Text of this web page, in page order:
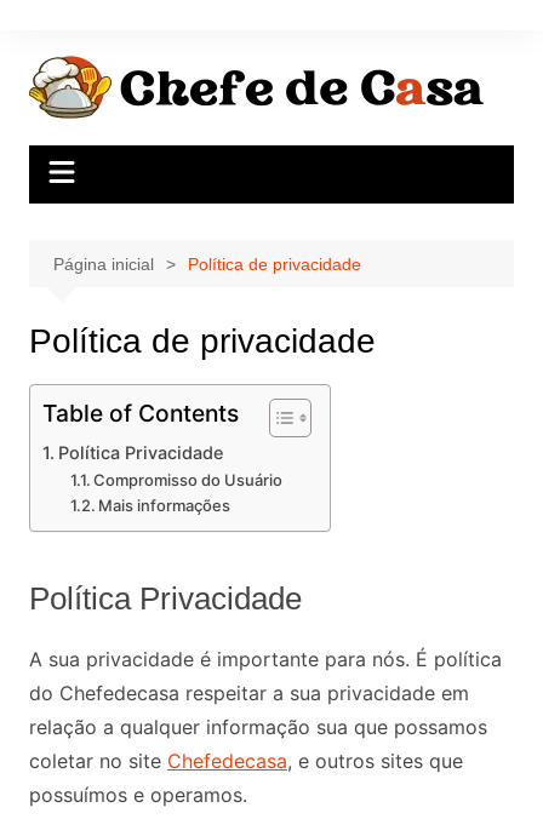
conteúdo
Página inicial Política de privacidade
Política de privacidade
Table of Contents
Política Privacidade
Compromisso do Usuário
Mais informações
Política Privacidade
A sua privacidade é importante para nós. É política
do Chefedecasa respeitar a sua privacidade em
relação a qualquer informação sua que possamos
coletar no site Chefedecasa, e outros sites que
possuímos e operamos.